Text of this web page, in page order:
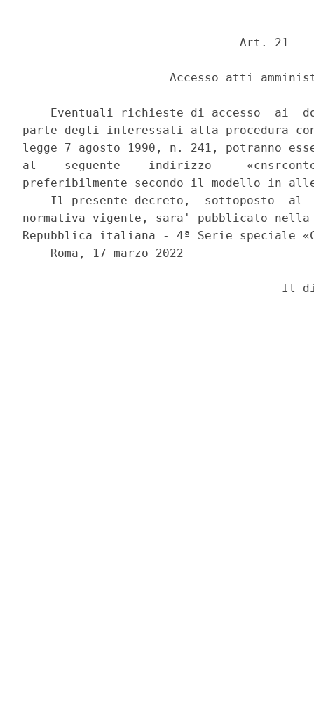
                               Art. 21
Accesso atti
Eventuali richieste di accesso  ai
parte degli interessati alla procedura
legge 7 agosto 1990, n. 241, potranno
al    seguente    indirizzo
preferibilmente secondo il modello in
Il presente decreto,  sottoposto  al
normativa vigente, sara' pubblicato
Repubblica italiana - 4ª Serie speciale
    Roma, 17 marzo 2022